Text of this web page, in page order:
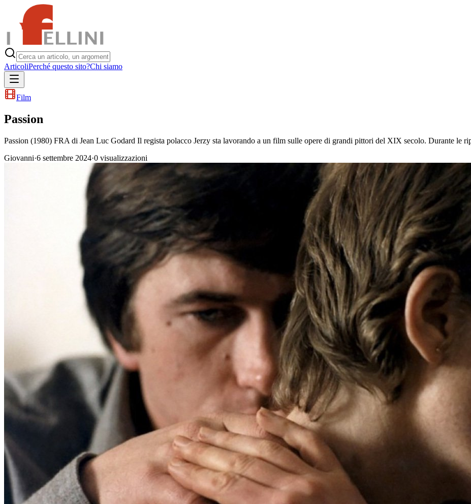
ArticoliPerché questo sito?Chi siamo
Film
Passion
Passion (1980) FRA di Jean Luc Godard Il regista polacco Jerzy sta lavorando a un film sulle opere di grandi pittori del XIX secolo. Durante le
Giovanni·6 settembre 2024·0 visualizzazioni